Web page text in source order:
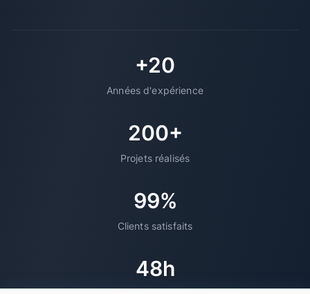
+20
Années d'expérience
200+
Projets réalisés
99%
Clients satisfaits
48h